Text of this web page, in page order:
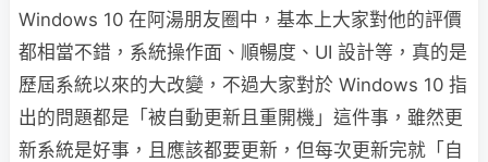
Windows 10 在阿湯朋友圈中，基本上大家對他的評價
都相當不錯，系統操作面、順暢度、UI 設計等，真的是
歷屆系統以來的大改變，不過大家對於 Windows 10 指
出的問題都是「被自動更新且重開機」這件事，雖然更
新系統是好事，且應該都要更新，但每次更新完就「自